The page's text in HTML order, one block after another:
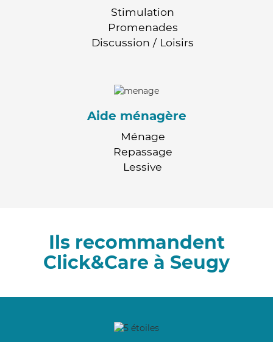
Stimulation
Promenades
Discussion / Loisirs
Aide ménagère
Ménage
Repassage
Lessive
Ils recommandent
Click&Care à Seugy